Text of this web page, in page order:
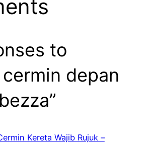
to
cermin depan
Kereta Wajib Rujuk –